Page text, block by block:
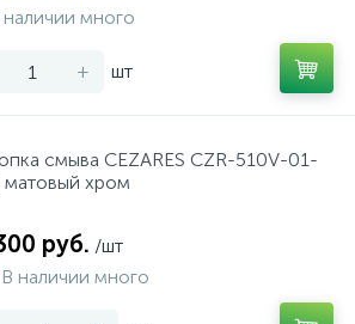
наличии много
+ шт
смыва CEZARES CZR-510V-01-
матовый хром
руб. /шт
В наличии много